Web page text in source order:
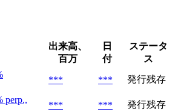
出来高、
百万
日
付
ステータ
ス
*** ***
発行残存
perp.,
*** ***
発行残存